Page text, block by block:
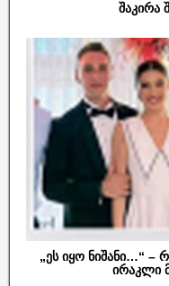
შაკირა
„ეს იყო ნიშანი…“ –
ირაკლი